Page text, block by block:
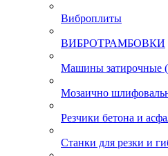
Виброплиты
ВИБРОТРАМБОВКИ
Машины затирочные
Мозаично
Резчики бетона и
Станки для резки и